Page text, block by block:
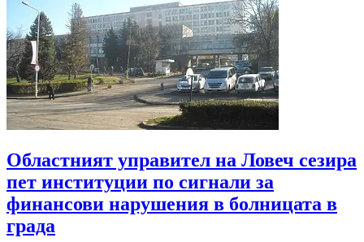
Областният управител на Ловеч сезира
пет институции по сигнали за
финансови нарушения в болницата в
града